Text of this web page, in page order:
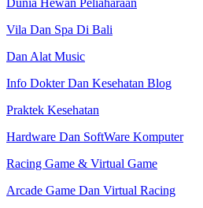
Dunia Hewan Peliaharaan
Vila Dan Spa Di Bali
Dan Alat Music
Info Dokter Dan Kesehatan Blog
Praktek Kesehatan
Hardware Dan SoftWare Komputer
Racing Game & Virtual Game
Arcade Game Dan Virtual Racing